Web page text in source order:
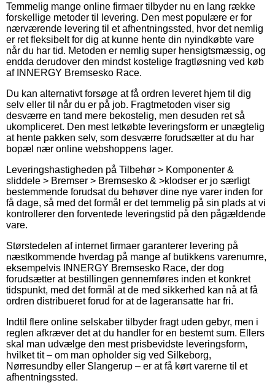
Temmelig mange online firmaer tilbyder nu en lang række
forskellige metoder til levering. Den mest populære er for
nærværende levering til et afhentningssted, hvor det nemlig
er ret fleksibelt for dig at kunne hente din nyindkøbte vare
når du har tid. Metoden er nemlig super hensigtsmæssig, og
endda derudover den mindst kostelige fragtløsning ved køb
af INNERGY Bremsesko Race.
Du kan alternativt forsøge at få ordren leveret hjem til dig
selv eller til når du er på job. Fragtmetoden viser sig
desværre en tand mere bekostelig, men desuden ret så
ukompliceret. Den mest letkøbte leveringsform er unægtelig
at hente pakken selv, som desværre forudsætter at du har
bopæl nær online webshoppens lager.
Leveringshastigheden på Tilbehør > Komponenter &
sliddele > Bremser > Bremsesko & >klodser er jo særligt
bestemmende forudsat du behøver dine nye varer inden for
få dage, så med det formål er det temmelig på sin plads at vi
kontrollerer den forventede leveringstid på den pågældende
vare.
Størstedelen af internet firmaer garanterer levering på
næstkommende hverdag på mange af butikkens varenumre,
eksempelvis INNERGY Bremsesko Race, der dog
forudsætter at bestillingen gennemføres inden et konkret
tidspunkt, med det formål at de med sikkerhed kan nå at få
ordren distribueret forud for at de lageransatte har fri.
Indtil flere online selskaber tilbyder fragt uden gebyr, men i
reglen afkræver det at du handler for en bestemt sum. Ellers
skal man udvælge den mest prisbevidste leveringsform,
hvilket tit – om man opholder sig ved Silkeborg,
Nørresundby eller Slangerup – er at få kørt varerne til et
afhentningssted.